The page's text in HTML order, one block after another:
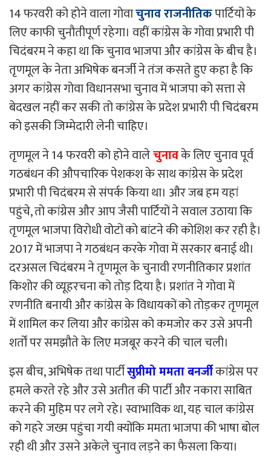
14 फरवरी को होने वाला गोवाचुनाव राजनीतिकपार्टियों के
लिए काफी चुनौतीपूर्ण रहेगा। वहीं कांग्रेस के गोवा प्रभारी पी
चिदंबरम ने कहा था कि चुनाव भाजपा और कांग्रेस के बीच है।
तृणमूल के नेता अभिषेक बनर्जी ने तंज कसते हुए कहा है कि
अगर कांग्रेस गोवा विधानसभा चुनाव में भाजपा को सत्ता से
बेदखल नहीं कर सकी तो कांग्रेस के प्रदेश प्रभारी पी चिदंबरम
को इसकी जिम्मेदारी लेनी चाहिए।
तृणमूल ने 14 फरवरी को होने वालेचुनावके लिए चुनाव पूर्व
गठबंधन की औपचारिक पेशकश के साथ कांग्रेस के प्रदेश
प्रभारी पी चिदंबरम से संपर्क किया था। और जब हम यहां
पहुंचे, तो कांग्रेस और आप जैसी पार्टियों ने सवाल उठाया कि
तृणमूल भाजपा विरोधी वोटों को बांटने की कोशिश कर रही है।
2017 में भाजपा ने गठबंधन करके गोवा में सरकार बनाई थी।
दरअसल चिदंबरम ने तृणमूल के चुनावी रणनीतिकार प्रशांत
किशोर की व्यूहरचना को तोड़ दिया है। प्रशांत ने गोवा में
रणनीति बनायी और कांग्रेस के विधायकों को तोड़कर तृणमूल
में शामिल कर लिया और कांग्रेस को कमजोर कर उसे अपनी
शर्तों पर समझौते के लिए मजबूर करने की चाल चली।
इस बीच, अभिषेक तथा पार्टीसुप्रीमो ममता बनर्जीकांग्रेस पर
हमले करते रहे और उसे अतीत की पार्टी और नकारा साबित
करने की मुहिम पर लगे रहे। स्वाभाविक था, यह चाल कांग्रेस
को गहरे जख्म पहुंचा गयी क्योंकि ममता भाजपा की भाषा बोल
रही थी और उसने अकेले चुनाव लड़ने का फैसला किया।